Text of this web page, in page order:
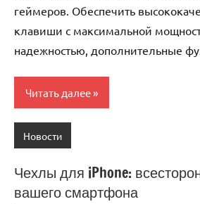
геймеров. Обеспечить
клавиши с максимальной
надежностью, дополнительные
Читать далее
Новости
Чехлы для iPhone:
вашего смартфона